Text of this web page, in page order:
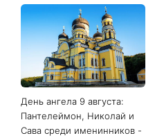
День ангела 9 августа:
Пантелеймон, Николай и
Сава среди именинников -